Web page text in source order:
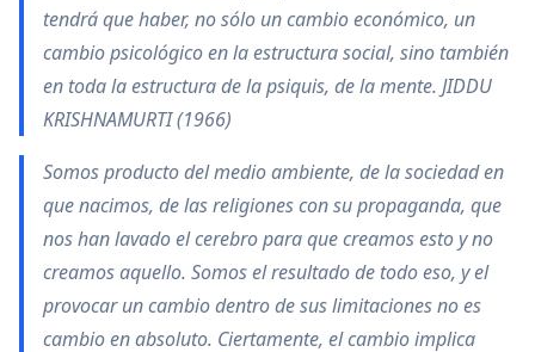
tendrá que haber, no sólo un cambio económico, un
cambio psicológico en la estructura social, sino también
en toda la estructura de la psiquis, de la mente. JIDDU
KRISHNAMURTI (1966)
Somos producto del medio ambiente, de la sociedad en
que nacimos, de las religiones con su propaganda, que
nos han lavado el cerebro para que creamos esto y no
creamos aquello. Somos el resultado de todo eso, y el
provocar un cambio dentro de sus limitaciones no es
cambio en absoluto. Ciertamente, el cambio implica